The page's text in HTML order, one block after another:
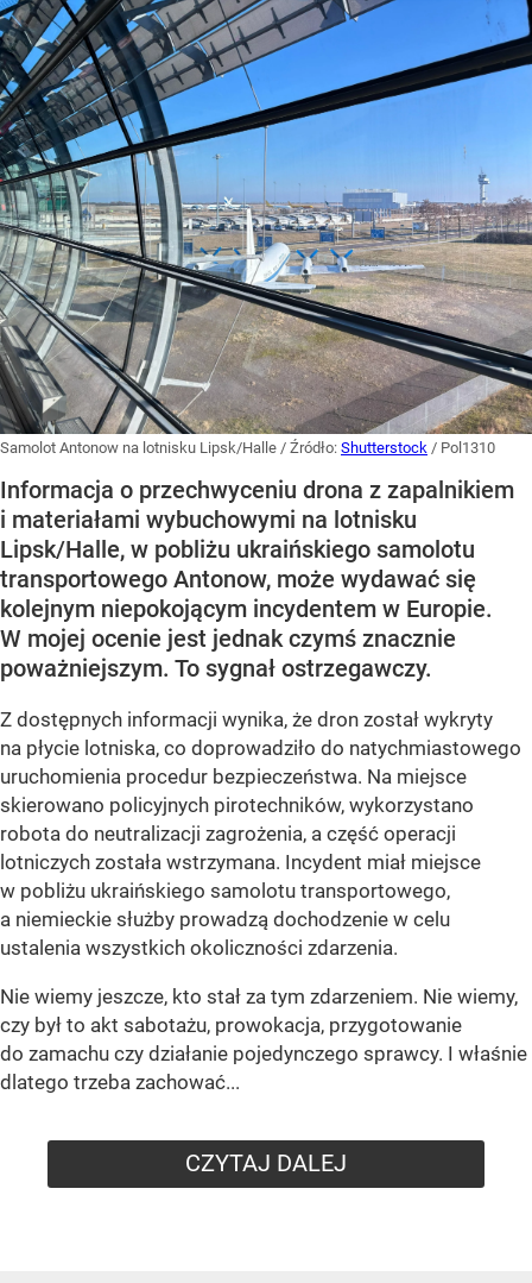
Samolot Antonow na lotnisku Lipsk/Halle / Źródło: Shutterstock / Pol1310
Informacja o przechwyceniu drona z zapalnikiem
i materiałami wybuchowymi na lotnisku
Lipsk/Halle, w pobliżu ukraińskiego samolotu
transportowego Antonow, może wydawać się
kolejnym niepokojącym incydentem w Europie.
W mojej ocenie jest jednak czymś znacznie
poważniejszym. To sygnał ostrzegawczy.
Z dostępnych informacji wynika, że dron został wykryty
na płycie lotniska, co doprowadziło do natychmiastowego
uruchomienia procedur bezpieczeństwa. Na miejsce
skierowano policyjnych pirotechników, wykorzystano
robota do neutralizacji zagrożenia, a część operacji
lotniczych została wstrzymana. Incydent miał miejsce
w pobliżu ukraińskiego samolotu transportowego,
a niemieckie służby prowadzą dochodzenie w celu
ustalenia wszystkich okoliczności zdarzenia.
Nie wiemy jeszcze, kto stał za tym zdarzeniem. Nie wiemy,
czy był to akt sabotażu, prowokacja, przygotowanie
do zamachu czy działanie pojedynczego sprawcy. I właśnie
dlatego trzeba zachować...
CZYTAJ DALEJ